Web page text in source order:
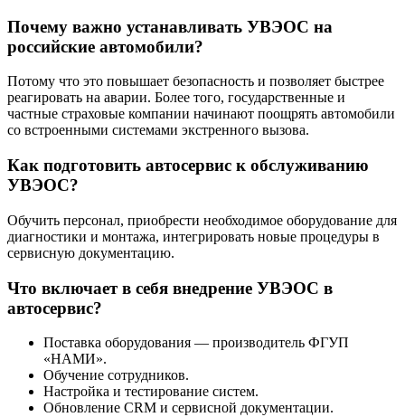
Почему важно устанавливать УВЭОС на
российские автомобили?
Потому что это повышает безопасность и позволяет быстрее
реагировать на аварии. Более того, государственные и
частные страховые компании начинают поощрять автомобили
со встроенными системами экстренного вызова.
Как подготовить автосервис к обслуживанию
УВЭОС?
Обучить персонал, приобрести необходимое оборудование для
диагностики и монтажа, интегрировать новые процедуры в
сервисную документацию.
Что включает в себя внедрение УВЭОС в
автосервис?
Поставка оборудования — производитель ФГУП
«НАМИ».
Обучение сотрудников.
Настройка и тестирование систем.
Обновление CRM и сервисной документации.